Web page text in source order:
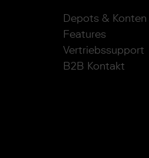
Depots & Konten
Features
Vertriebssupport
B2B Kontakt